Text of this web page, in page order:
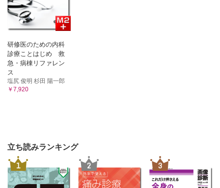
血行形態／適応
症例1／症例2
血行形態／適応／合併症
有茎大殿筋穿通枝皮弁
第8章 骨弁および骨付き皮弁
2．腓骨弁・腓骨皮弁
手技
症例1／症例2
研修医のための内科
診療ことはじめ 救
急・病棟リファレン
ス
塩尻 俊明 杉田 陽一郎
￥7,920
立ち読みランキング
1 2 3